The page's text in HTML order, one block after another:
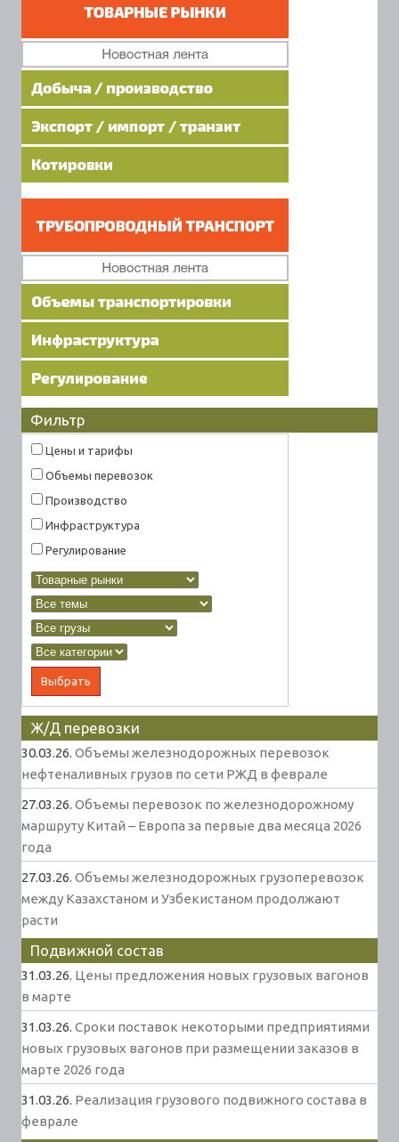
Фильтр
Цены и тарифы
Объемы перевозок
Производство
Инфраструктура
Регулирование
Ж/Д перевозки
30.03.26. Объемы железнодорожных перевозок
нефтеналивных грузов по сети РЖД в феврале
27.03.26. Объемы перевозок по железнодорожному
маршруту Китай – Европа за первые два месяца 2026
года
27.03.26. Объемы железнодорожных грузоперевозок
между Казахстаном и Узбекистаном продолжают
расти
Подвижной состав
31.03.26. Цены предложения новых грузовых вагонов
в марте
31.03.26. Сроки поставок некоторыми предприятиями
новых грузовых вагонов при размещении заказов в
марте 2026 года
31.03.26. Реализация грузового подвижного состава в
феврале